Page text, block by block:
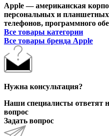
Apple — американская
персональных и
телефонов, программного
Все товары категории
Все товары бренда Apple
Нужна консультация?
Наши специалисты ответят
вопрос
Задать вопрос